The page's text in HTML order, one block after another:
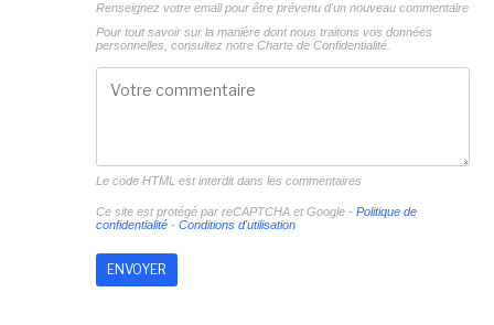
Renseignez votre email pour être prévenu d'un nouveau commentaire
Pour tout savoir sur la manière dont nous traitons vos données
personnelles, consultez notre Charte de Confidentialité.
Le code HTML est interdit dans les commentaires
Ce site est protégé par reCAPTCHA et Google - Politique de
confidentialité- Conditions d'utilisation